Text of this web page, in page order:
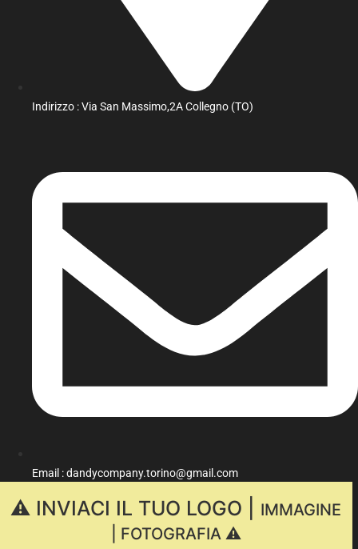
Indirizzo : Via San Massimo,2A Collegno (TO)
Email : dandycompany.torino@gmail.com
⚠️ INVIACI IL TUO LOGO |
IMMAGINE
| FOTOGRAFIA ⚠️